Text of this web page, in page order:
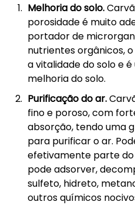
Melhoria do solo.
porosidade é muito
portador de
nutrientes orgânicos,
a vitalidade do solo e
melhoria do solo.
Purificação do ar.
fino e poroso, com
absorção, tendo uma
para purificar o ar.
efetivamente parte
pode adsorver,
sulfeto, hidreto,
outros químicos